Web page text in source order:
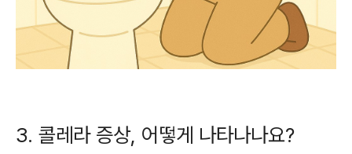
3. 콜레라 증상, 어떻게 나타나나요?